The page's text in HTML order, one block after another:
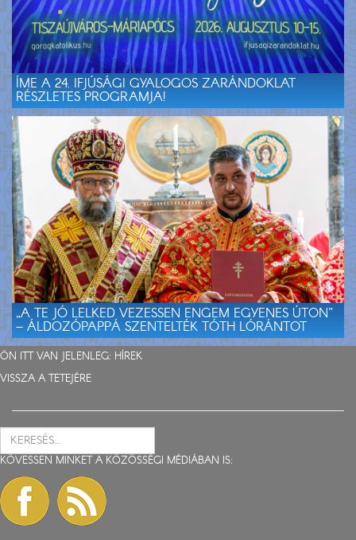
ÍME A 24. IFJÚSÁGI GYALOGOS ZARÁNDOKLAT
RÉSZLETES PROGRAMJA!
„A TE JÓ LELKED VEZESSEN ENGEM EGYENES ÚTON”
– ÁLDOZÓPAPPÁ SZENTELTÉK TÓTH LÓRÁNTOT
ÖN ITT VAN JELENLEG: HÍREK
VISSZA A TETEJÉRE
KÖVESSEN MINKET A KÖZÖSSÉGI MÉDIÁBAN IS: